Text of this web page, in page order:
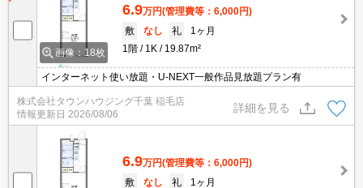
画像：18枚
6.9万円(管理費等：6,000円)
敷
なし 礼
1ヶ月
1階
1K 19.87m²
インターネット使い放題・U-NEXT一般作品見放題プラン有
株式会社タウンハウジング千葉 稲毛店
情報更新日 2026/08/06
詳細を見る
6.9万円(管理費等：6,000円)
敷
なし 礼
1ヶ月